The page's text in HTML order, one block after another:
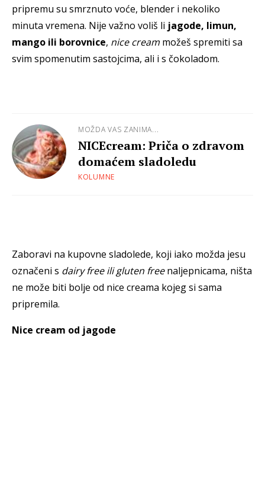
pripremu su smrznuto voće, blender i nekoliko
minuta vremena. Nije važno voliš li jagode, limun,
mango ili borovnice, nice cream možeš spremiti sa
svim spomenutim sastojcima, ali i s čokoladom.
MOŽDA VAS ZANIMA...
NICEcream: Priča o zdravom
domaćem sladoledu
KOLUMNE
Zaboravi na kupovne sladolede, koji iako možda jesu
označeni s dairy free ili gluten freenaljepnicama, ništa
ne može biti bolje od nice creama kojeg si sama
pripremila.
Nice cream od jagode